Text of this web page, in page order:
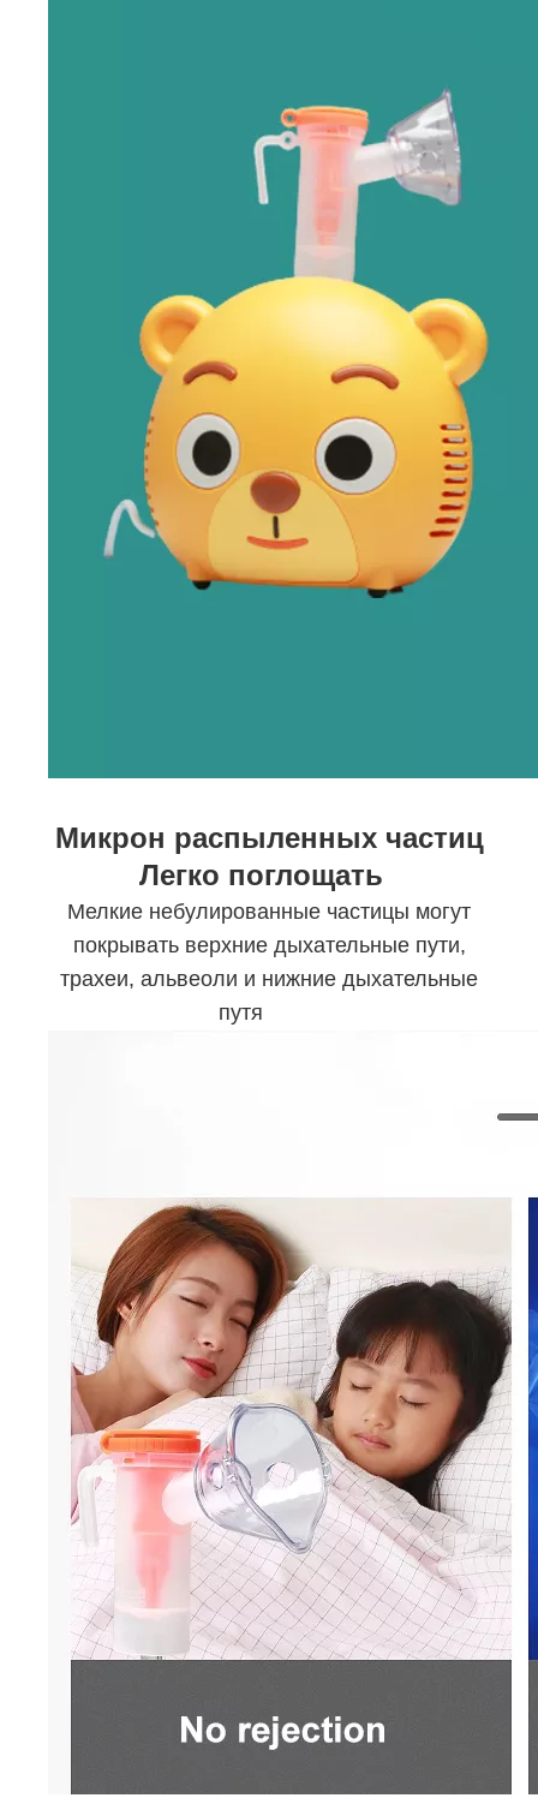
Микрон распыленных частиц
Легко поглощать
Мелкие небулированные частицы могут
покрывать верхние дыхательные пути,
трахеи, альвеоли и нижние дыхательные
путя